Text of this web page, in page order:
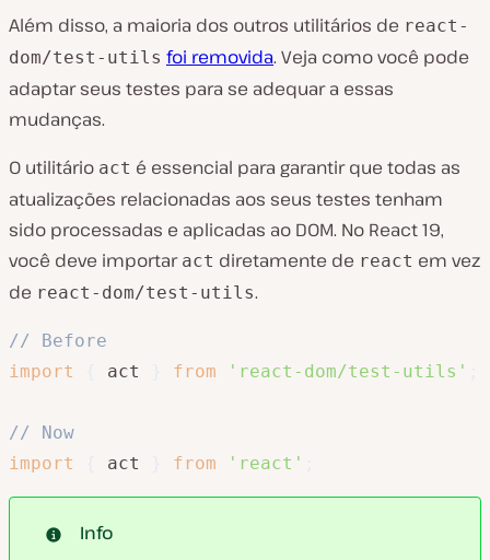
Além disso, a maioria dos outros utilitários de react-
dom/test-utils foi removida. Veja como você pode
adaptar seus testes para se adequar a essas
mudanças.
O utilitário act é essencial para garantir que todas as
atualizações relacionadas aos seus testes tenham
sido processadas e aplicadas ao DOM. No React 19,
você deve importar act diretamente de react em vez
de react-dom/test-utils.
// Before
import
act from 'react-dom/test-utils'
// Now
import
act from 'react'
Info